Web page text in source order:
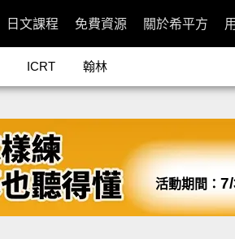
日文課程 免費資源 關於希平方
ICRT 翰林
活動期間：